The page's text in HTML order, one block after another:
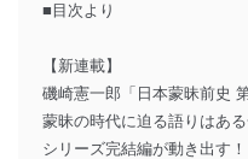
■目次より
【新連載】
磯崎憲一郎「日本蒙昧前史
蒙昧の時代に迫る語りはあ
シリーズ完結編が動き出す！